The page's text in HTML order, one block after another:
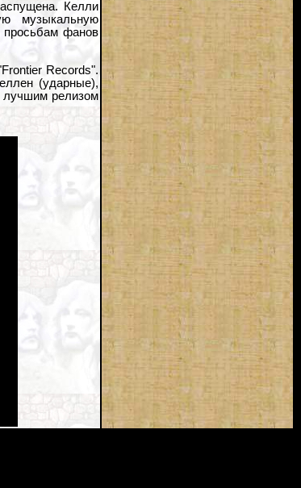
Келли
музыкальную
просьбам фанов
Records".
(ударные),
лучшим релизом